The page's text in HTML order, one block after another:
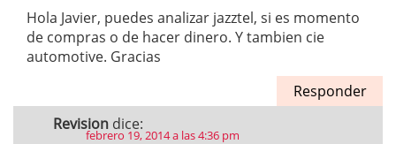
Hola Javier, puedes analizar jazztel, si es momento
de compras o de hacer dinero. Y tambien cie
automotive. Gracias
Responder
Revision dice:
febrero 19, 2014 a las 4:36 pm